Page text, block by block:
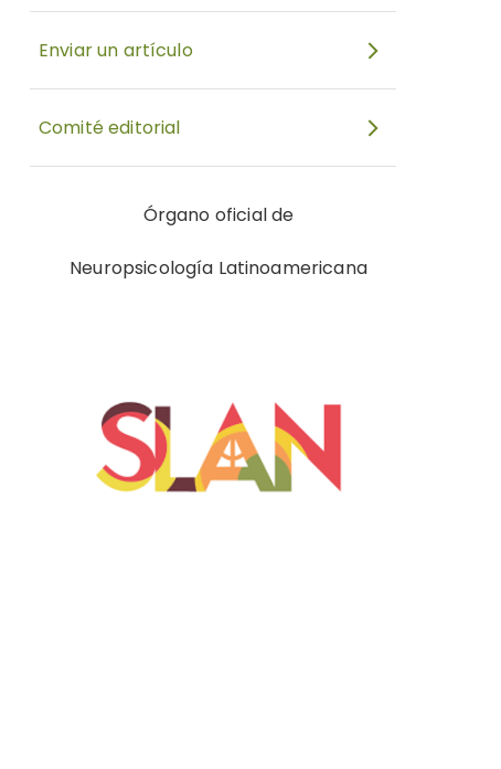
Enviar un artículo
Comité editorial
Órgano oficial de
Neuropsicología Latinoamericana